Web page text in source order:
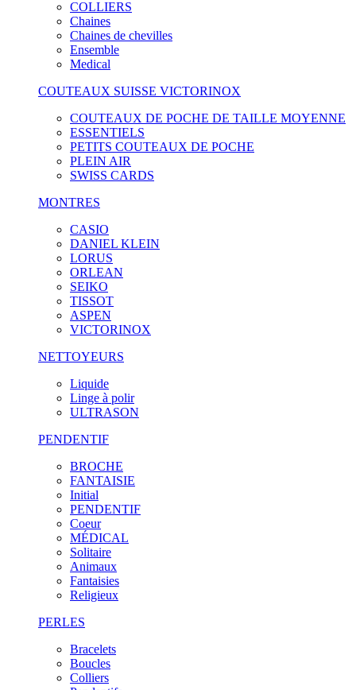
COLLIERS
Chaines
Chaines de chevilles
Ensemble
Medical
COUTEAUX SUISSE VICTORINOX
COUTEAUX DE POCHE DE TAILLE MOYENNE
ESSENTIELS
PETITS COUTEAUX DE POCHE
PLEIN AIR
SWISS CARDS
MONTRES
CASIO
DANIEL KLEIN
LORUS
ORLEAN
SEIKO
TISSOT
ASPEN
VICTORINOX
NETTOYEURS
Liquide
Linge à polir
ULTRASON
PENDENTIF
BROCHE
FANTAISIE
Initial
PENDENTIF
Coeur
MÉDICAL
Solitaire
Animaux
Fantaisies
Religieux
PERLES
Bracelets
Boucles
Colliers